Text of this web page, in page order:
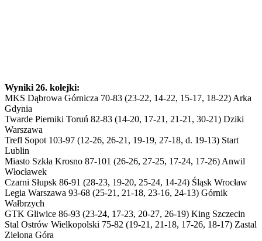
Wyniki 26. kolejki:
MKS Dąbrowa Górnicza 70-83 (23-22, 14-22, 15-17, 18-22) Arka
Gdynia
Twarde Pierniki Toruń 82-83 (14-20, 17-21, 21-21, 30-21) Dziki
Warszawa
Trefl Sopot 103-97 (12-26, 26-21, 19-19, 27-18, d. 19-13) Start
Lublin
Miasto Szkła Krosno 87-101 (26-26, 27-25, 17-24, 17-26) Anwil
Włocławek
Czarni Słupsk 86-91 (28-23, 19-20, 25-24, 14-24) Śląsk Wrocław
Legia Warszawa 93-68 (25-21, 21-18, 23-16, 24-13) Górnik
Wałbrzych
GTK Gliwice 86-93 (23-24, 17-23, 20-27, 26-19) King Szczecin
Stal Ostrów Wielkopolski 75-82 (19-21, 21-18, 17-26, 18-17) Zastal
Zielona Góra